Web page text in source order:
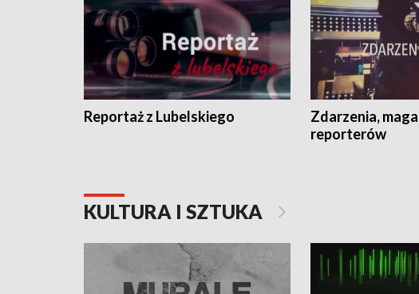
Reportaż z Lubelskiego
Zdarzenia,
reporterów
KULTURA I SZTUKA